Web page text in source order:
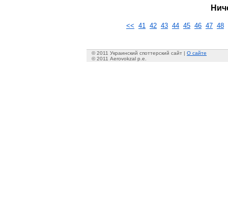
<< 41 42 43 44 45 46 47 48
© 2011 Украинский споттерский сайт | О сайте
© 2011 Aerovokzal p.e.